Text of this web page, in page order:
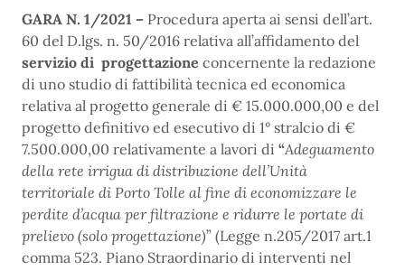
GARA N. 1/2021 – Procedura aperta ai sensi dell’art.
60 del D.lgs. n. 50/2016 relativa all’affidamento del
servizio di progettazione concernente la redazione
di uno studio di fattibilità tecnica ed economica
relativa al progetto generale di € 15.000.000,00 e del
progetto definitivo ed esecutivo di 1° stralcio di €
7.500.000,00 relativamente a lavori di “Adeguamento
della rete irrigua di distribuzione dell’Unità
territoriale di Porto Tolle al fine di economizzare le
perdite d’acqua per filtrazione e ridurre le portate di
prelievo (solo progettazione)” (Legge n.205/2017 art.1
comma 523. Piano Straordinario di interventi nel